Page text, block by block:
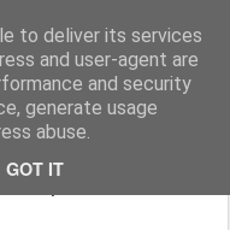
to deliver its services
and user-agent are
and security
generate usage
abuse.
GOT IT
Ytzen Lont